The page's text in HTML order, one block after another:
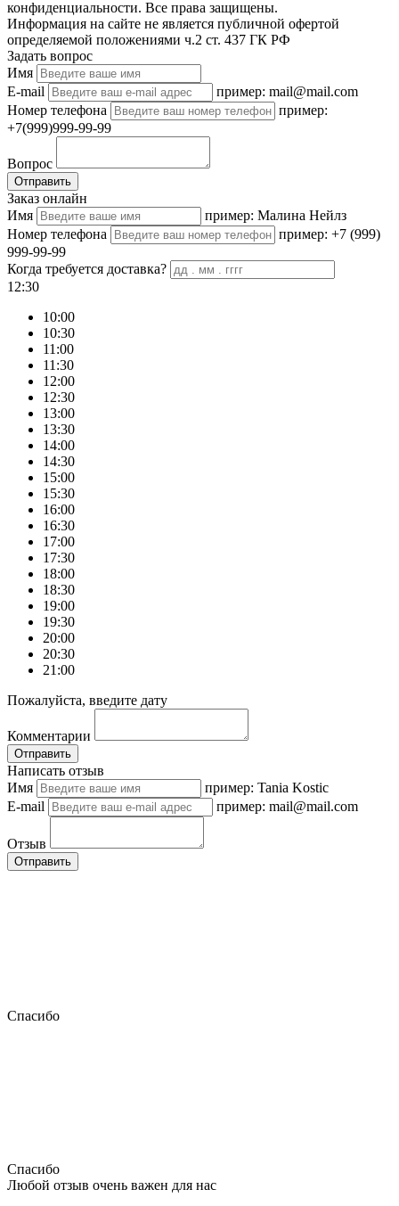
конфиденциальности. Все права защищены.
Информация на сайте не является публичной офертой
определяемой положениями ч.2 ст. 437 ГК РФ
Задать вопрос
Имя
E-mail
пример: mail@mail.com
Номер телефона
пример:
+7(999)999-99-99
Вопрос
Отправить
Заказ онлайн
Имя
пример: Малина Нейлз
Номер телефона
пример: +7 (999)
999-99-99
Когда требуется доставка?
12:30
10:00
10:30
11:00
11:30
12:00
12:30
13:00
13:30
14:00
14:30
15:00
15:30
16:00
16:30
17:00
17:30
18:00
18:30
19:00
19:30
20:00
20:30
21:00
Пожалуйста, введите дату
Комментарии
Отправить
Написать отзыв
Имя
пример: Tania Kostic
E-mail
пример: mail@mail.com
Отзыв
Отправить
Спасибо
Спасибо
Любой отзыв очень важен для нас